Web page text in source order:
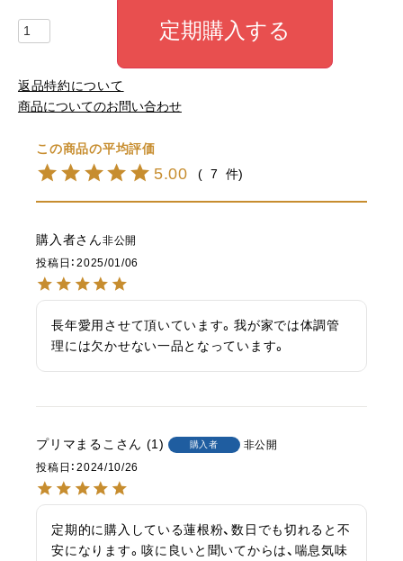
定期購入する
返品特約について
商品についてのお問い合わせ
5.00 7
購入者
非公開
投稿日
2025/01/06
長年愛用させて頂いています。我が家では体調管
理には欠かせない一品となっています。
プリマまるこ 1 購入者
非公開
投稿日
2024/10/26
定期的に購入している蓮根粉、数日でも切れると不
安になります。咳に良いと聞いてからは、喘息気味